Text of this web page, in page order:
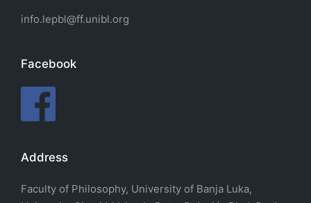
info.lepbl@ff.unibl.org
Facebook
Address
Faculty of Philosophy, University of Banja Luka,